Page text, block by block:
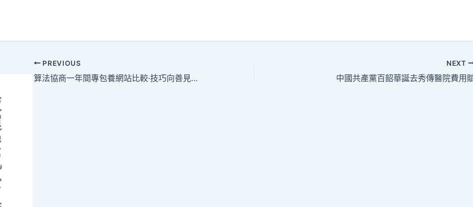
PREVIOUS
算法協商一年間專包養網站比較·技巧向善見實效｜美團騎手權益保證磋商著辦
NEXT
中國共產黨百韶華誕去秀傳醫院費用